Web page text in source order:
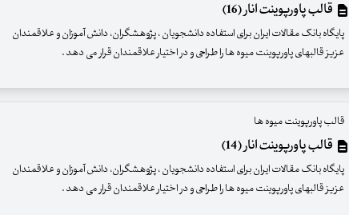
قالب پاورپوینت انار (16)
پایگاه بانک مقالات ایران برای استفاده دانشجویان ، پژوهشگران، دانش آموزان و علاقمندان
عزیز قالبهای پاورپوینت میوه ها را طراحی و در اختیار علاقمندان قرار می دهد .
قالب پاورپوینت میوه ها
قالب پاورپوینت انار (14)
پایگاه بانک مقالات ایران برای استفاده دانشجویان ، پژوهشگران، دانش آموزان و علاقمندان
عزیز قالبهای پاورپوینت میوه ها را طراحی و در اختیار علاقمندان قرار می دهد .